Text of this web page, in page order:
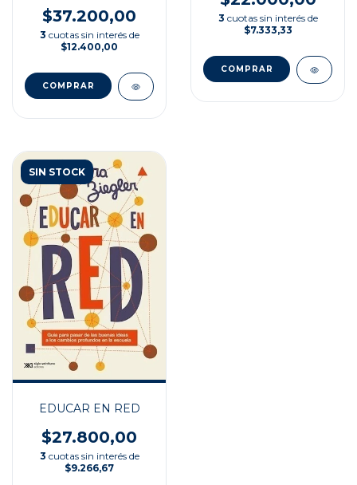
INSTITUCIONES
EDUCATIVAS
$37.200,00
3 cuotas sin interés de
$12.400,00
3 cuotas sin interés de
$7.333,33
SIN STOCK
EDUCAR EN RED
$27.800,00
3 cuotas sin interés de
$9.266,67